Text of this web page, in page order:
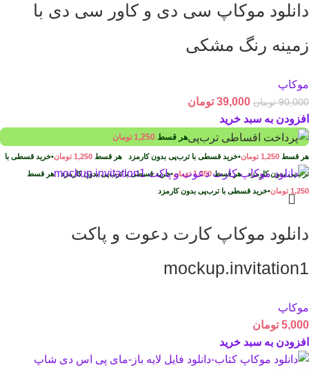
دانلود موکاپ سی دی و کاور سی دی با
زمینه رنگ مشکی
موکاپ
90,000 تومان 39,000 تومان
افزودن به سبد خرید
هر قسط 1,250 تومان
هر قسط 1,250 تومان•خرید قسطی با ترب‌پی بدون کارمزد هر قسط 1,250 تومان•خرید قسطی با
ترب‌پی بدون کارمزدهر قسط1,250 تومان•خرید قسطی با ترب‌پی بدون کارمزدهر قسط
1,250 تومان•خرید قسطی با ترب‌پی بدون کارمزد
دانلود موکاپ کارت دعوت و پاکت
mockup.invitation1
موکاپ
5,000 تومان
افزودن به سبد خرید